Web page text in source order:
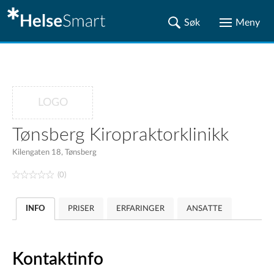
LOGO
Tønsberg Kiropraktorklinikk
Kilengaten 18, Tønsberg
(0)
INFO PRISER ERFARINGER ANSATTE
Kontaktinfo